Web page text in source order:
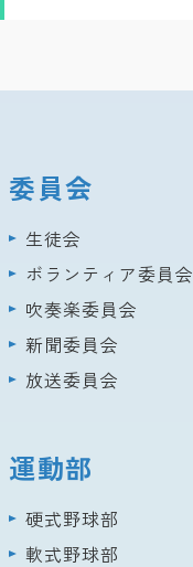
委員会
生徒会
ボランティア委員会
吹奏楽委員会
新聞委員会
放送委員会
運動部
硬式野球部
軟式野球部